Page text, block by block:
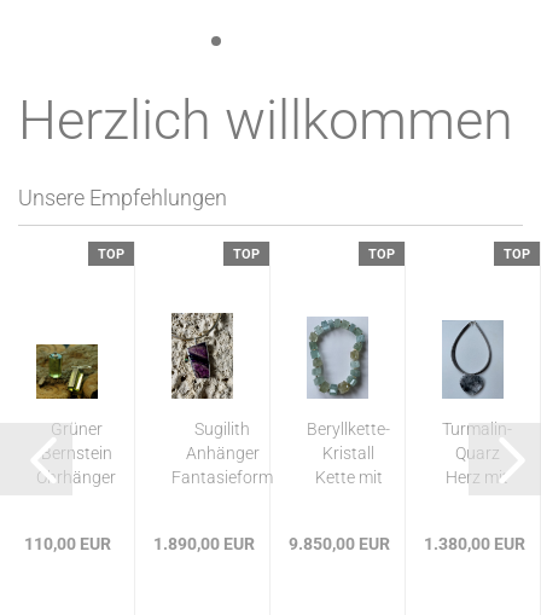
Herzlich willkommen
Unsere Empfehlungen
TOP
Grüner
Bernstein
Ohrhänger
110,00 EUR
TOP
Sugilith
Anhänger
Fantasieform
1.890,00 EUR
TOP
Beryllkette-
Kristall
Kette mit
9.850,00 EUR
TOP
Turmalin-
Quarz
Herz mit
1.380,00 EUR